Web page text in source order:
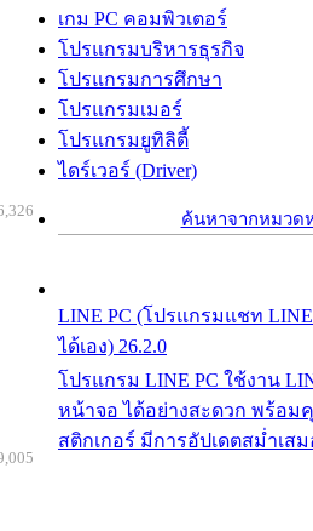
เกม PC คอมพิวเตอร์
โปรแกรมบริหารธุรกิจ
โปรแกรมการศึกษา
โปรแกรมเมอร์
โปรแกรมยูทิลิตี้
ไดร์เวอร์ (Driver)
ค้นหาจากหมวด
LINE PC (โปรแกรมแชท
ได้เอง) 26.2.0
โปรแกรม LINE PC ใช้งาน
หน้าจอ ได้อย่างสะดวก พร้อม
สติกเกอร์ มีการอัปเดตสม่ำเสม